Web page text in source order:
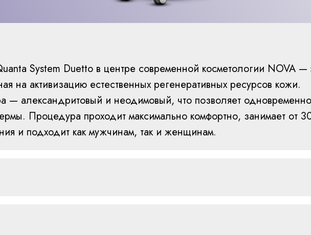
System Duetto в центре современной косметологии NOVA —
на активизацию естественных регенеративных ресурсов кожи.
— александритовый и неодимовый, что позволяет одновременно
Процедура проходит максимально комфортно, занимает от
и подходит как мужчинам, так и женщинам.